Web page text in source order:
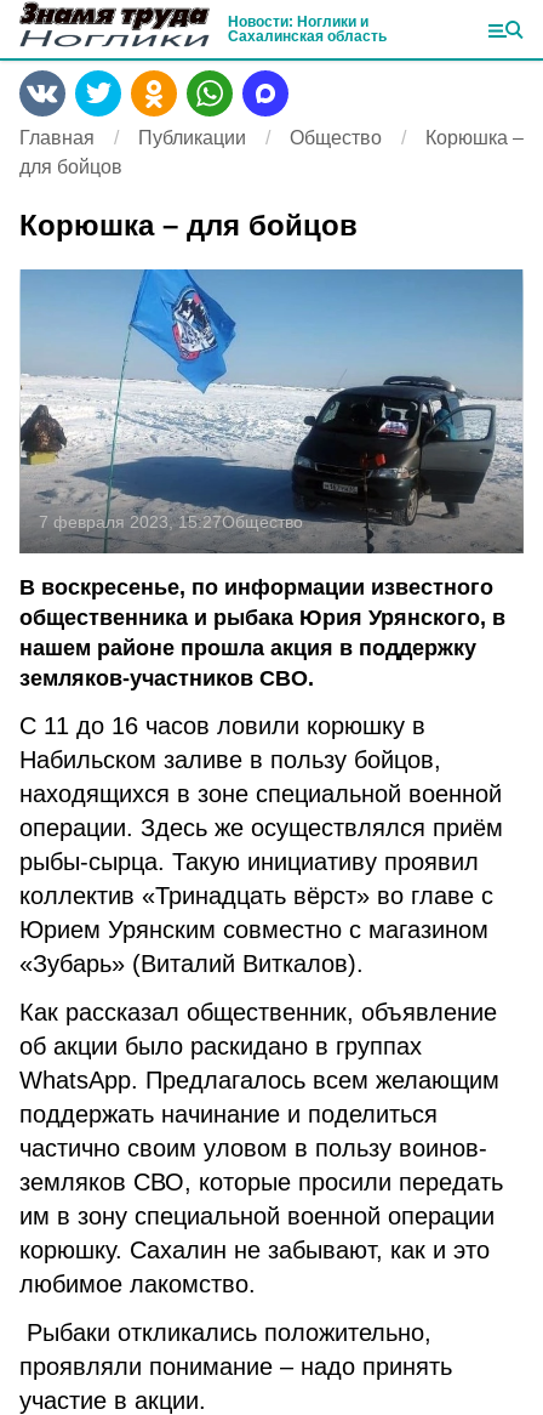
Новости: Ноглики и
Сахалинская область
Главная Публикации Общество
Корюшка –
для бойцов
Корюшка – для бойцов
7 февраля 2023, 15:27Общество
В воскресенье, по информации известного
общественника и рыбака Юрия Урянского, в
нашем районе прошла акция в поддержку
земляков-участников СВО.
С 11 до 16 часов ловили корюшку в
Набильском заливе в пользу бойцов,
находящихся в зоне специальной военной
операции. Здесь же осуществлялся приём
рыбы-сырца. Такую инициативу проявил
коллектив «Тринадцать вёрст» во главе с
Юрием Урянским совместно с магазином
«Зубарь» (Виталий Виткалов).
Как рассказал общественник, объявление
об акции было раскидано в группах
WhatsApp. Предлагалось всем желающим
поддержать начинание и поделиться
частично своим уловом в пользу воинов-
земляков СВО, которые просили передать
им в зону специальной военной операции
корюшку. Сахалин не забывают, как и это
любимое лакомство.
Рыбаки откликались положительно,
проявляли понимание – надо принять
участие в акции.